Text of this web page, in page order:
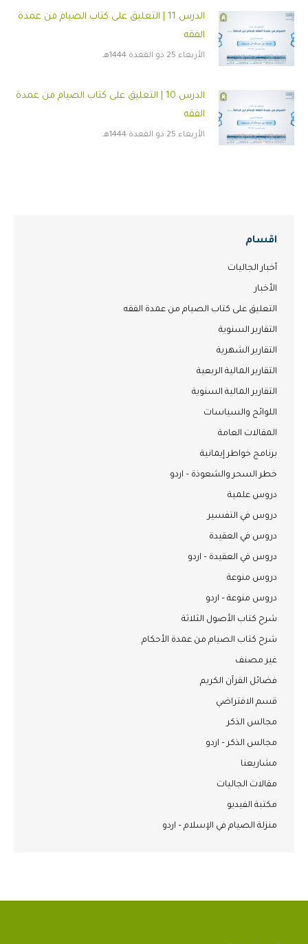
الدرس 11 | التعليق على كتاب الصيام من عمدة
الفقه
الأربعاء 25 ذو القعدة 1444هـ
الدرس 10 | التعليق على كتاب الصيام من عمدة
الفقه
الأربعاء 25 ذو القعدة 1444هـ
اقسام
أخبار الجاليات
الأخبار
التعليق على كتاب الصيام من عمدة الفقه
التقارير السنوية
التقارير الشهرية
التقارير المالية الربعية
التقارير المالية السنوية
اللوائح والسياسات
المقالات العامة
برنامج خواطر إيمانية
خطر السحر والشعوذة – اردو
دروس علمية
دروس في التفسير
دروس في العقيدة
دروس في العقيدة – اردو
دروس منوعة
دروس منوعة – اردو
شرح كتاب الأصول الثلاثة
شرح كتاب الصيام من عمدة الأحكام
غير مصنف
فضائل القرآن الكريم
قسم الافتراضي
مجالس الذكر
مجالس الذكر – اردو
مشاريعنا
مقالات الجاليات
مكتبة الفيديو
منزلة الصيام في الإسلام – اردو